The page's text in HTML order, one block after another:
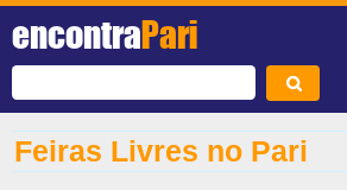
encontraPari
Feiras Livres no Pari